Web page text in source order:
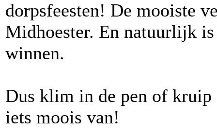
dorpsfeesten! De mooiste
Midhoester. En natuurlijk
winnen.
Dus klim in de pen of kruip
iets moois van!